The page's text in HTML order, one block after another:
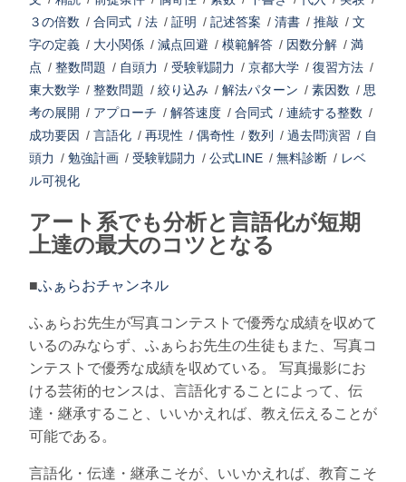
３の倍数 / 合同式 / 法 / 証明 / 記述答案 / 清書 / 推敲 / 文
字の定義 / 大小関係 / 減点回避 / 模範解答 / 因数分解 / 満
点 / 整数問題 / 自頭力 / 受験戦闘力 / 京都大学 / 復習方法 /
東大数学 / 整数問題 / 絞り込み / 解法パターン / 素因数 / 思
考の展開 / アプローチ / 解答速度 / 合同式 / 連続する整数 /
成功要因 / 言語化 / 再現性 / 偶奇性 / 数列 / 過去問演習 / 自
頭力 / 勉強計画 / 受験戦闘力 / 公式LINE / 無料診断 / レベ
ル可視化
アート系でも分析と言語化が短期
上達の最大のコツとなる
■ふぁらおチャンネル
ふぁらお先生が写真コンテストで優秀な成績を収めて
いるのみならず、ふぁらお先生の生徒もまた、写真コ
ンテストで優秀な成績を収めている。 写真撮影にお
ける芸術的センスは、言語化することによって、伝
達・継承すること、いいかえれば、教え伝えることが
可能である。
言語化・伝達・継承こそが、いいかえれば、教育こそ